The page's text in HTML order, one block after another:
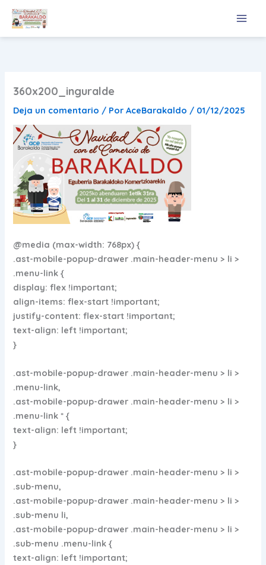
contenido
360x200_inguralde
Deja un comentario / PorAceBarakaldo / 01/12/2025
@media (max-width: 768px) {
.ast-mobile-popup-drawer .main-header-menu > li >
.menu-link {
display: flex !important;
align-items: flex-start !important;
justify-content: flex-start !important;
text-align: left !important;
}
.ast-mobile-popup-drawer .main-header-menu > li >
.menu-link,
.ast-mobile-popup-drawer .main-header-menu > li >
.menu-link * {
text-align: left !important;
}
.ast-mobile-popup-drawer .main-header-menu > li >
.sub-menu,
.ast-mobile-popup-drawer .main-header-menu > li >
.sub-menu li,
.ast-mobile-popup-drawer .main-header-menu > li >
.sub-menu .menu-link {
text-align: left !important;